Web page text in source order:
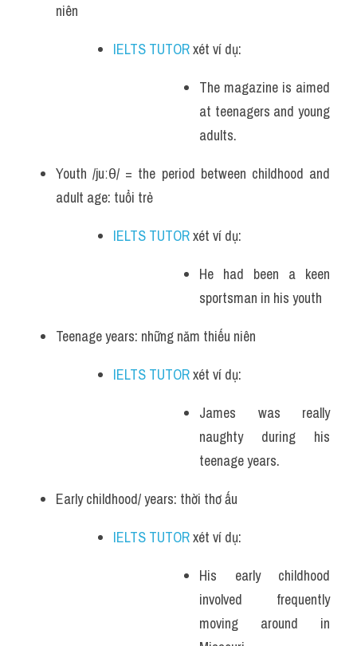
niên
IELTS TUTOR xét ví dụ:
The magazine is aimed
at teenagers and young
adults.
Youth /juːθ/ = the period between childhood and
adult age: tuổi trẻ
IELTS TUTOR xét ví dụ:
He had been a keen
sportsman in his youth
Teenage years: những năm thiếu niên
IELTS TUTOR xét ví dụ:
James was really
naughty during his
teenage years.
Early childhood/ years: thời thơ ấu
IELTS TUTOR xét ví dụ:
His early childhood
involved frequently
moving around in